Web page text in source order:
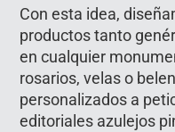
Con esta idea,
productos tanto
en cualquier
rosarios, velas o
personalizados a
editoriales azulejos